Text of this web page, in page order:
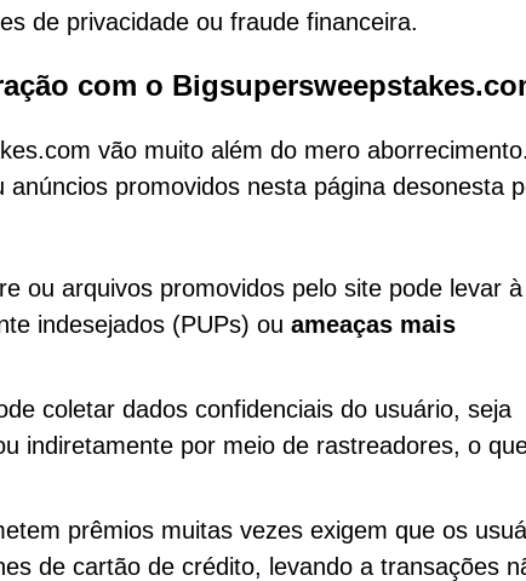
de privacidade ou fraude financeira.
com o
vão muito além do mero aborrecimento.
promovidos nesta página desonesta
ou arquivos promovidos pelo site pode levar à
indesejados (PUPs) ou ameaças mais
coletar dados confidenciais do usuário, seja
indiretamente por meio de rastreadores, o
prêmios muitas vezes exigem que os
de cartão de crédito, levando a transações